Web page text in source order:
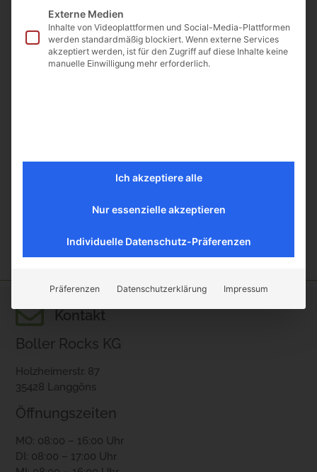
Beschreibung
Ein Sandstein mit Patina ist ein natürlicher Stein, der
Schönheit aus, die den Stein ideal für dekorative
Anwendungen in der Landschaftsgestaltung, bei
Renovierungen historischer Gebäude oder als Akzent in
modernen Designs macht.
Kontakt
Boller Rocks KG
Holzheimerstr. 87
35428 Langgöns
Öffnungszeiten
MO: 08:00 – 16:00 Uhr
DI: 08:00 – 17:00 Uhr
Externe Medien
Inhalte von Videoplattformen und Social-Media-Plattformen
werden standardmäßig blockiert. Wenn externe Services
akzeptiert werden, ist für den Zugriff auf diese Inhalte keine
manuelle Einwilligung mehr erforderlich.
Ich akzeptiere alle
Nur essenzielle akzeptieren
Individuelle Datenschutz-Präferenzen
Präferenzen Datenschutzerklärung Impressum